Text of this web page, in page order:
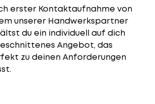
erster Kontaktaufnahme von
unserer Handwerkspartner
du ein individuell auf dich
Angebot, das
zu deinen Anforderungen